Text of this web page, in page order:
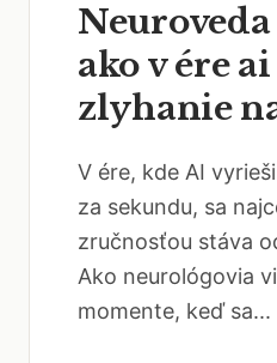
ako v ére
zlyhanie
V ére, kde AI
za sekundu, sa
zručnosťou stáva
Ako neurológovia
momente, keď sa...